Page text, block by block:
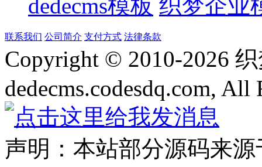
dedecms模板 织梦企业
联系我们 公司简介 支付方式 法律条款
Copyright © 2010-2026
dedecms.codesdq.com, All
声明：本站部分源码来